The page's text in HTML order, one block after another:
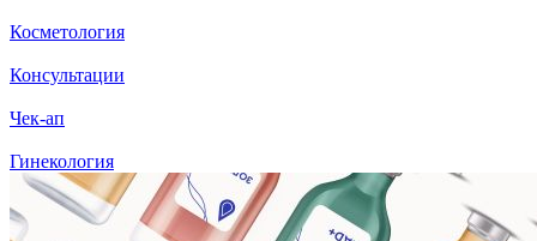
Косметология
Консультации
Чек-ап
Гинекология